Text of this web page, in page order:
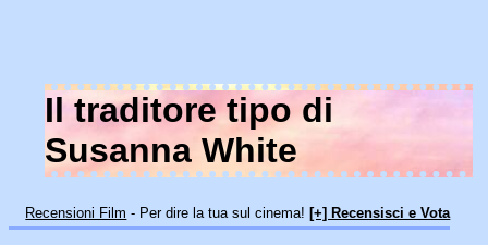
Il traditore tipo di
Susanna White
Recensioni Film - Per dire la tua sul cinema! [+] Recensisci e Vota